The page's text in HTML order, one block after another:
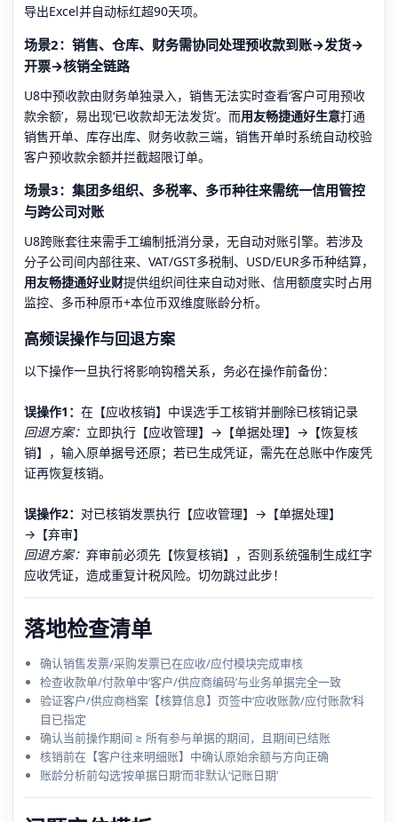
导出Excel并自动标红超90天项。
场景2：销售、仓库、财务需协同处理预收款到账→发货→
开票→核销全链路
U8中预收款由财务单独录入，销售无法实时查看‘客户可用预收
款余额’，易出现‘已收款却无法发货’。而用友畅捷通好生意打通
销售开单、库存出库、财务收款三端，销售开单时系统自动校验
客户预收款余额并拦截超限订单。
场景3：集团多组织、多税率、多币种往来需统一信用管控
与跨公司对账
U8跨账套往来需手工编制抵消分录，无自动对账引擎。若涉及
分子公司间内部往来、VAT/GST多税制、USD/EUR多币种结算，
用友畅捷通好业财提供组织间往来自动对账、信用额度实时占用
监控、多币种原币+本位币双维度账龄分析。
高频误操作与回退方案
以下操作一旦执行将影响钩稽关系，务必在操作前备份：
误操作1： 在【应收核销】中误选‘手工核销’并删除已核销记录
回退方案： 立即执行【应收管理】→【单据处理】→【恢复核
销】，输入原单据号还原；若已生成凭证，需先在总账中作废凭
证再恢复核销。
误操作2： 对已核销发票执行【应收管理】→【单据处理】
→【弃审】
回退方案： 弃审前必须先【恢复核销】，否则系统强制生成红字
应收凭证，造成重复计税风险。切勿跳过此步！
落地检查清单
确认销售发票/采购发票已在应收/应付模块完成审核
检查收款单/付款单中‘客户/供应商编码’与业务单据完全一致
验证客户/供应商档案【核算信息】页签中‘应收账款/应付账款’科
目已指定
确认当前操作期间 ≥ 所有参与单据的期间，且期间已结账
核销前在【客户往来明细账】中确认原始余额与方向正确
账龄分析前勾选‘按单据日期’而非默认‘记账日期’